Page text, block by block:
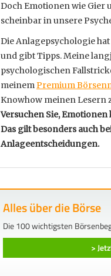
Doch Emotionen wie Gier
scheinbar in unsere
Die Anlagepsychologie
und gibt Tipps. Meine
psychologischen
meinemPremium
Knowhow meinen Lesern
Versuchen Sie,
Das gilt besonders auch
Anlageentscheidungen.
Alles über die Börse
Die 100 wichtigsten
>